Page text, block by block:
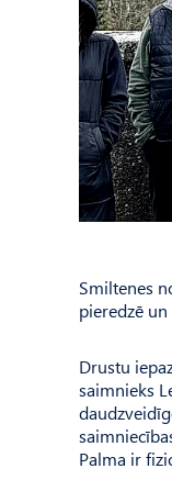
Smiltenes
pieredzē
Drustu
saimnieks
Palma ir